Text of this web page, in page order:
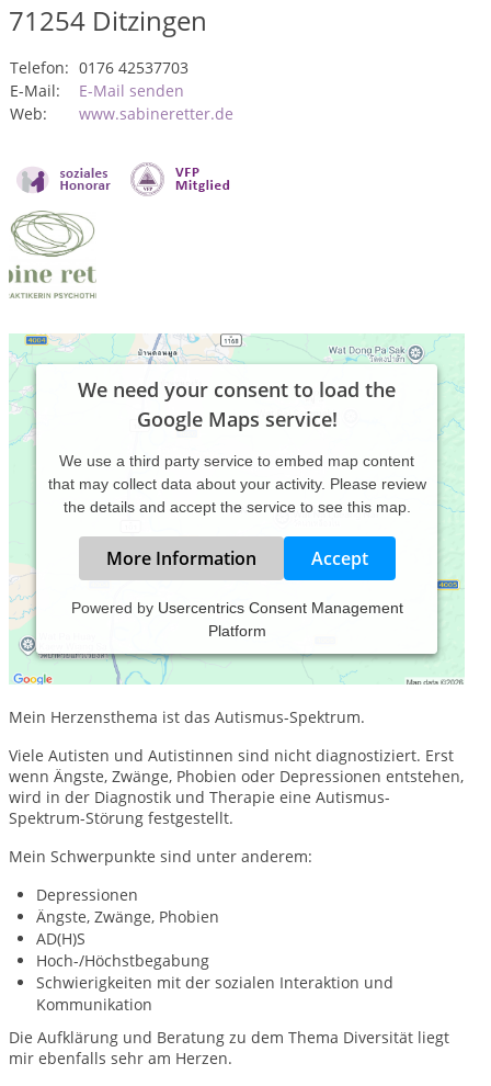
71254 Ditzingen
Telefon: 0176 42537703
E-Mail:
E-Mail senden
Web:
www.sabineretter.de
We need your consent to load the
Google Maps service!
We use a third party service to embed map content
that may collect data about your activity. Please review
the details and accept the service to see this map.
More Information Accept
Powered by Usercentrics Consent Management
Platform
Mein Name ist Sabine Retter - Heilpraktikerin für
Psychotherapie. Ich arbeite mit Kindern, Jugendlichen,
Erwachsenen und Familien.
Mein Herzensthema ist das Autismus-Spektrum.
Viele Autisten und Autistinnen sind nicht diagnostiziert. Erst
wenn Ängste, Zwänge, Phobien oder Depressionen entstehen,
wird in der Diagnostik und Therapie eine Autismus-
Spektrum-Störung festgestellt.
Mein Schwerpunkte sind unter anderem:
Depressionen
Ängste, Zwänge, Phobien
AD(H)S
Hoch-/Höchstbegabung
Schwierigkeiten mit der sozialen Interaktion und
Kommunikation
Die Aufklärung und Beratung zu dem Thema Diversität liegt
mir ebenfalls sehr am Herzen.